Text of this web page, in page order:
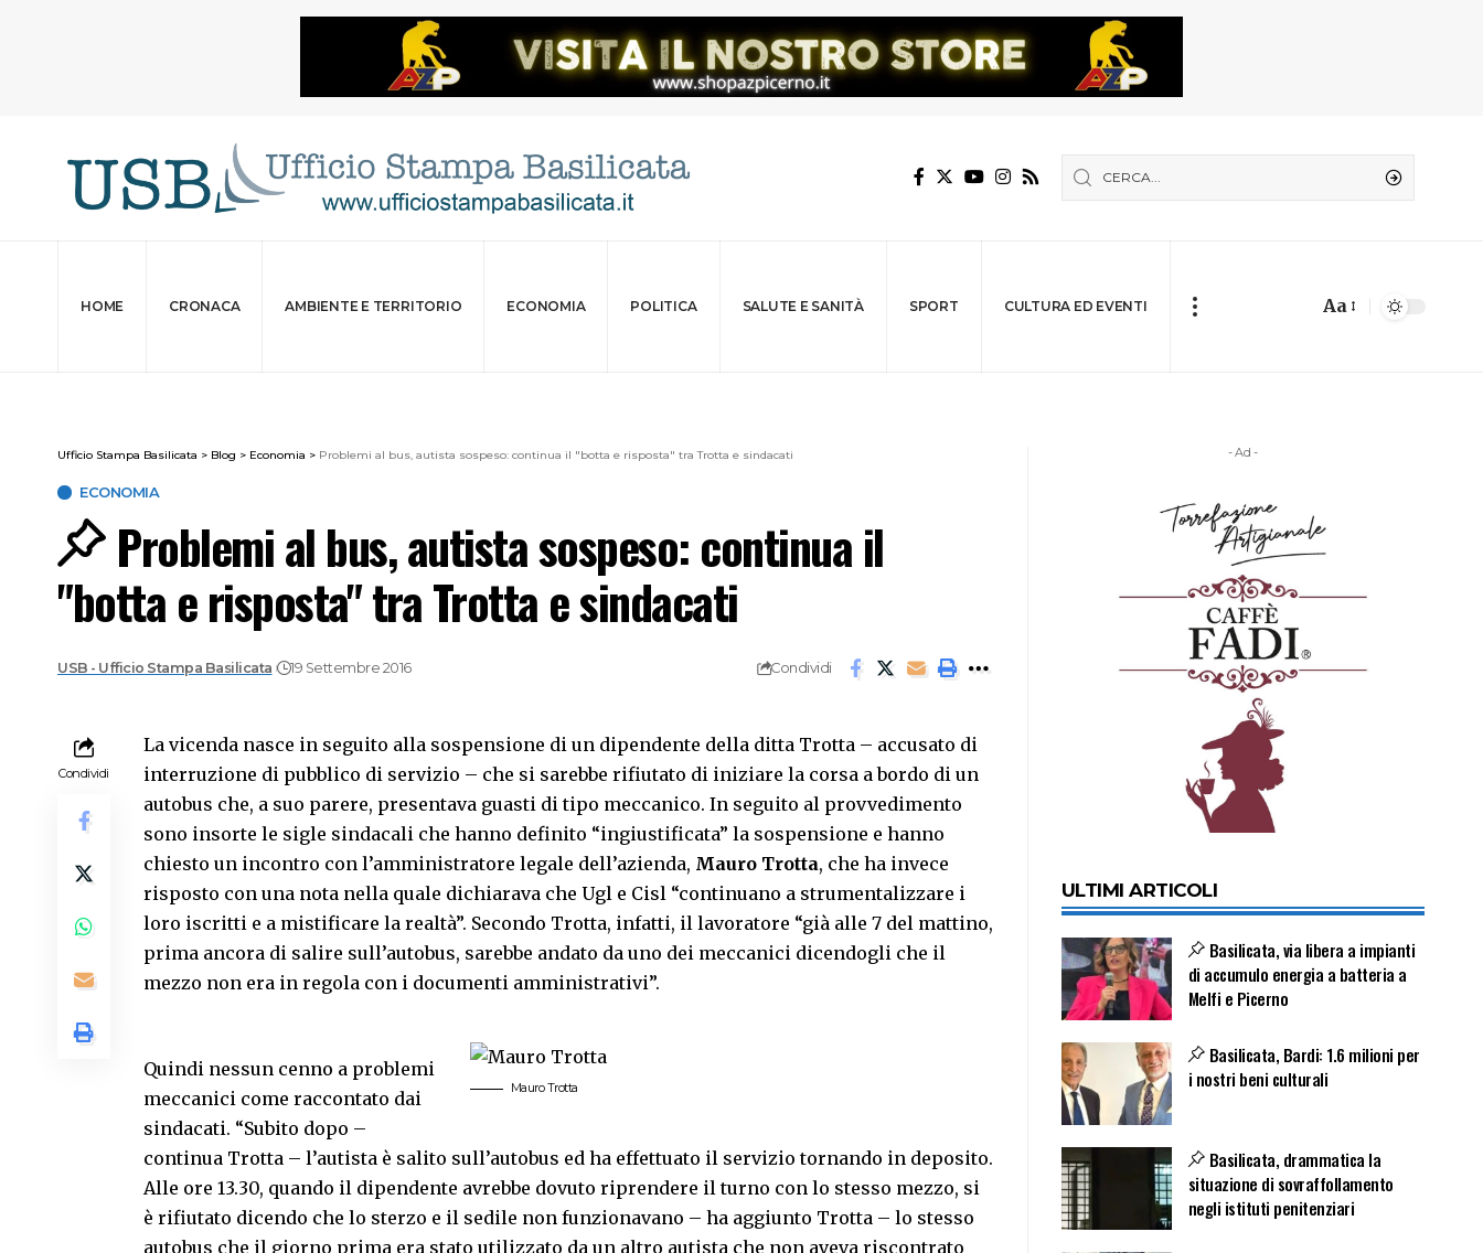
HOME CRONACA AMBIENTE E TERRITORIO ECONOMIA POLITICA SALUTE E SANITÀ SPORT CULTURA ED EVENTI Aa
Ufficio Stampa Basilicata > Blog > Economia > Problemi al bus, autista sospeso: continua il "botta e risposta" tra Trotta e sindacati
ECONOMIA
Problemi al bus, autista sospeso: continua il
"botta e risposta" tra Trotta e sindacati
USB - Ufficio Stampa Basilicata 19 Settembre 2016 Condividi
Condividi
La vicenda nasce in seguito alla sospensione di un dipendente della ditta Trotta – accusato di
interruzione di pubblico di servizio – che si sarebbe rifiutato di iniziare la corsa a bordo di un
autobus che, a suo parere, presentava guasti di tipo meccanico. In seguito al provvedimento
sono insorte le sigle sindacali che hanno definito “ingiustificata” la sospensione e hanno
chiesto un incontro con l’amministratore legale dell’azienda, Mauro Trotta, che ha invece
risposto con una nota nella quale dichiarava che Ugl e Cisl “continuano a strumentalizzare i
loro iscritti e a mistificare la realtà”. Secondo Trotta, infatti, il lavoratore “già alle 7 del mattino,
prima ancora di salire sull’autobus, sarebbe andato da uno dei meccanici dicendogli che il
mezzo non era in regola con i documenti amministrativi”.
Mauro Trotta
Quindi nessun cenno a problemi
meccanici come raccontato dai
sindacati. “Subito dopo –
continua Trotta – l’autista è salito sull’autobus ed ha effettuato il servizio tornando in deposito.
Alle ore 13.30, quando il dipendente avrebbe dovuto riprendere il turno con lo stesso mezzo, si
è rifiutato dicendo che lo sterzo e il sedile non funzionavano – ha aggiunto Trotta – lo stesso
autobus che il giorno prima era stato utilizzato da un altro autista che non aveva riscontrato
- Ad -
ULTIMI ARTICOLI
Basilicata, via libera a impianti
di accumulo energia a batteria a
Melfi e Picerno
Basilicata, Bardi: 1.6 milioni per
i nostri beni culturali
Basilicata, drammatica la
situazione di sovraffollamento
negli istituti penitenziari